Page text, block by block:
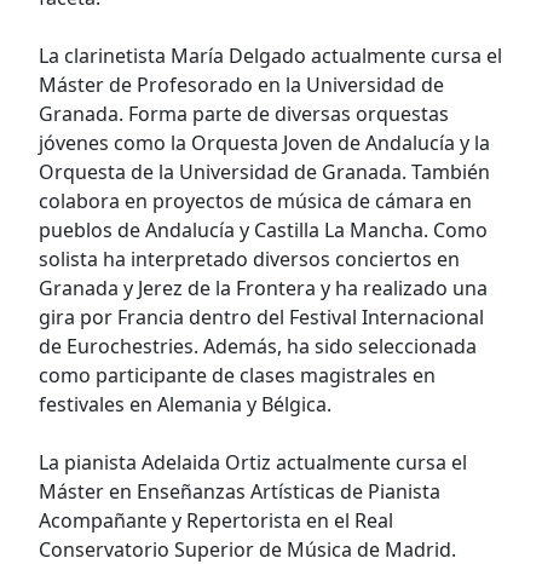
La clarinetista María Delgado actualmente cursa el
Máster de Profesorado en la Universidad de
Granada. Forma parte de diversas orquestas
jóvenes como la Orquesta Joven de Andalucía y la
Orquesta de la Universidad de Granada. También
colabora en proyectos de música de cámara en
pueblos de Andalucía y Castilla La Mancha. Como
solista ha interpretado diversos conciertos en
Granada y Jerez de la Frontera y ha realizado una
gira por Francia dentro del Festival Internacional
de Eurochestries. Además, ha sido seleccionada
como participante de clases magistrales en
festivales en Alemania y Bélgica.
La pianista Adelaida Ortiz actualmente cursa el
Máster en Enseñanzas Artísticas de Pianista
Acompañante y Repertorista en el Real
Conservatorio Superior de Música de Madrid.